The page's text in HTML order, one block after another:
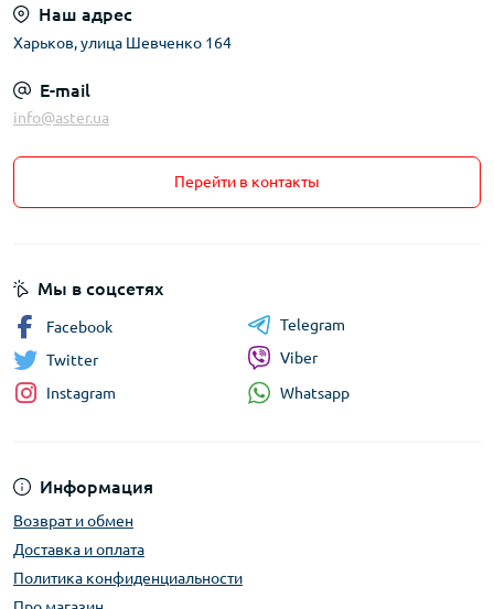
Наш адрес
Харьков, улица Шевченко 164
E-mail
info@aster.ua
Перейти в контакты
Информация
Возврат и обмен
Доставка и оплата
Политика конфиденциальности
Мы в соцсетях
Facebook
Twitter
Instagram
Telegram
Viber
Whatsapp